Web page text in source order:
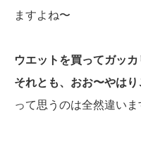
ますよね〜
ウエットを買ってガッカ
それとも、おお〜やは
って思うのは全然違い